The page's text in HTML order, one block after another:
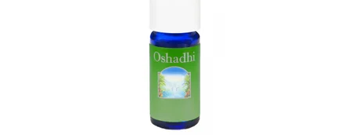
Skladem
Oshadhi